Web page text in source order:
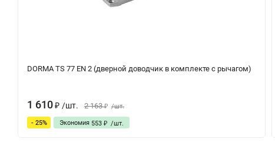
DORMA TS 77 EN 2 (дверной доводчик в комплекте с рычагом)
1 610 ₽ /шт. 2 163 ₽ /шт.
- 25% Экономия 553 ₽ /шт.